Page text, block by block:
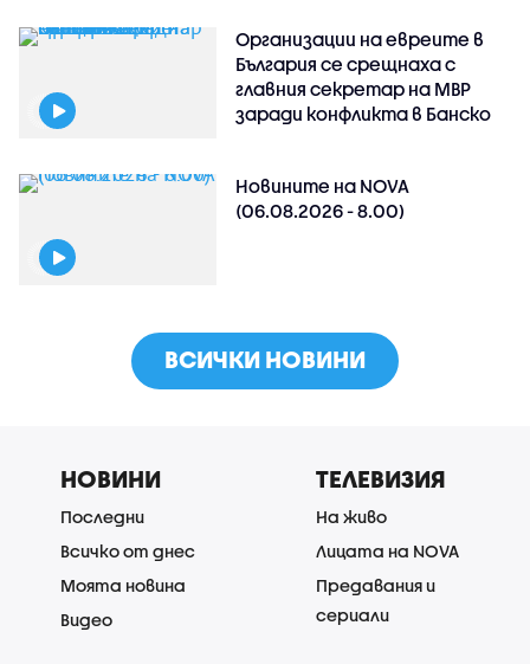
Организации на евреите в
България се срещнаха с
главния секретар на МВР
заради конфликта в Банско
Новините на NOVA
(06.08.2026 - 8.00)
ВСИЧКИ НОВИНИ
НОВИНИ
Последни
Всичко от днес
Моята новина
Видео
ТЕЛЕВИЗИЯ
На живо
Лицата на NOVA
Предавания и
сериали